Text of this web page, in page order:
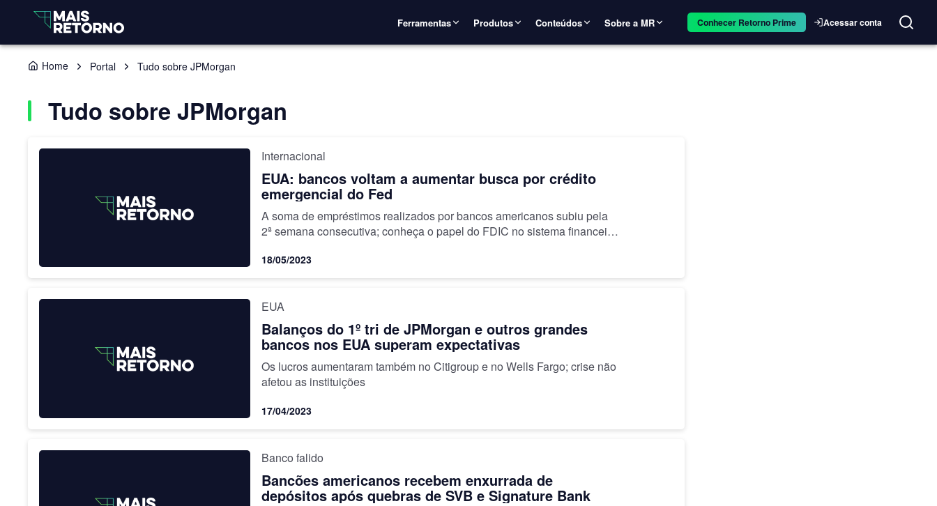
Ferramentas Produtos Conteúdos Sobre a MR Conhecer Retorno Prime Acessar conta
Home Portal Tudo sobre JPMorgan
Tudo sobre JPMorgan
Internacional
EUA: bancos voltam a aumentar busca por crédito
emergencial do Fed
A soma de empréstimos realizados por bancos americanos subiu pela
2ª semana consecutiva; conheça o papel do FDIC no sistema financeiro
18/05/2023
EUA
Balanços do 1º tri de JPMorgan e outros grandes
bancos nos EUA superam expectativas
Os lucros aumentaram também no Citigroup e no Wells Fargo; crise não
afetou as instituições
17/04/2023
Banco falido
Bancões americanos recebem enxurrada de
depósitos após quebras de SVB e Signature Bank